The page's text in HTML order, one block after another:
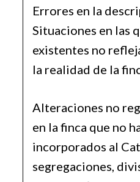
Errores en la
Situaciones en las
existentes no
la realidad de la
Alteraciones no
en la finca que no
incorporados al
segregaciones,